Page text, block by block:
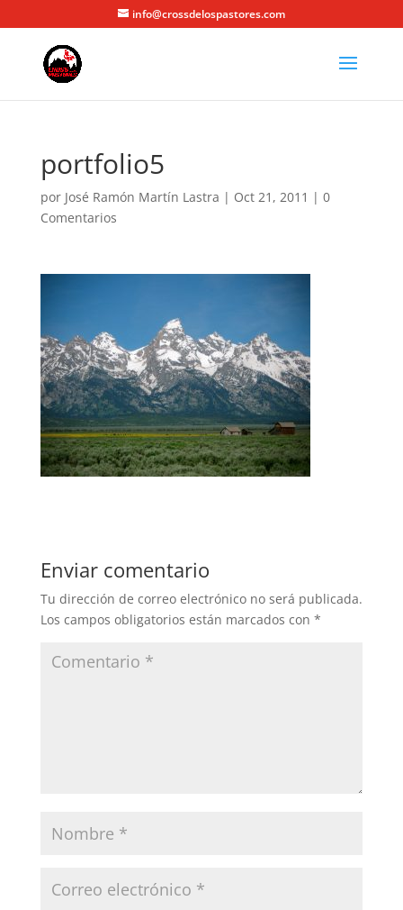
info@crossdelospastores.com
portfolio5
por José Ramón Martín Lastra | Oct 21, 2011 | 0
Comentarios
Enviar comentario
Tu dirección de correo electrónico no será publicada.
Los campos obligatorios están marcados con *